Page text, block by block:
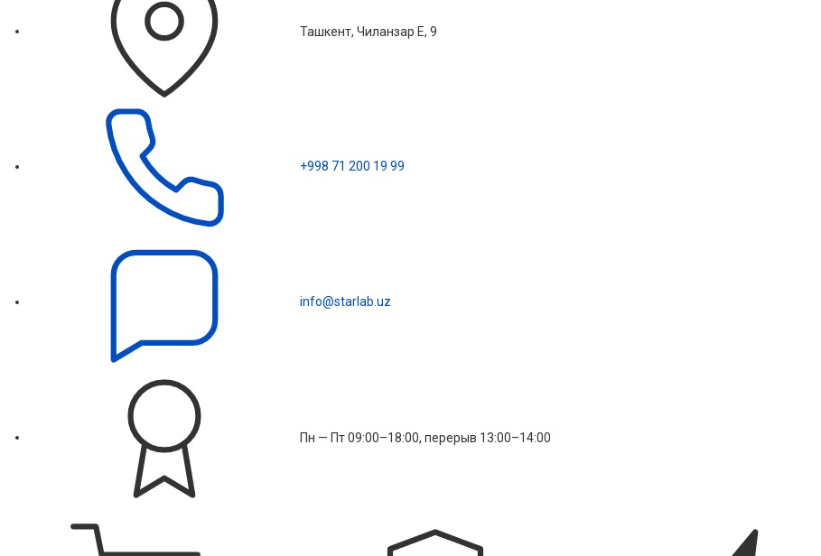
Ташкент, Чиланзар Е, 9
+998 71 200 19 99
info@starlab.uz
Пн — Пт 09:00–18:00, перерыв 13:00–14:00